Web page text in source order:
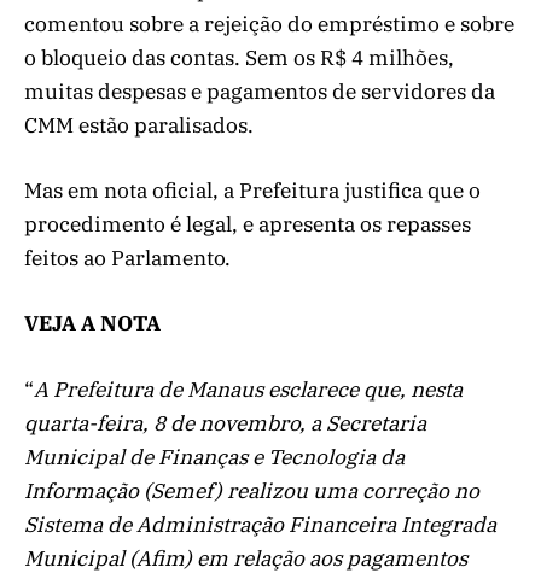
comentou sobre a rejeição do empréstimo e sobre
o bloqueio das contas. Sem os R$ 4 milhões,
muitas despesas e pagamentos de servidores da
CMM estão paralisados.
Mas em nota oficial, a Prefeitura justifica que o
procedimento é legal, e apresenta os repasses
feitos ao Parlamento.
VEJA A NOTA
“A Prefeitura de Manaus esclarece que, nesta
quarta-feira, 8 de novembro, a Secretaria
Municipal de Finanças e Tecnologia da
Informação (Semef) realizou uma correção no
Sistema de Administração Financeira Integrada
Municipal (Afim) em relação aos pagamentos